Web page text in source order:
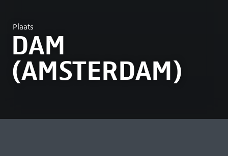
Plaats
DAM
(AMSTERDAM)